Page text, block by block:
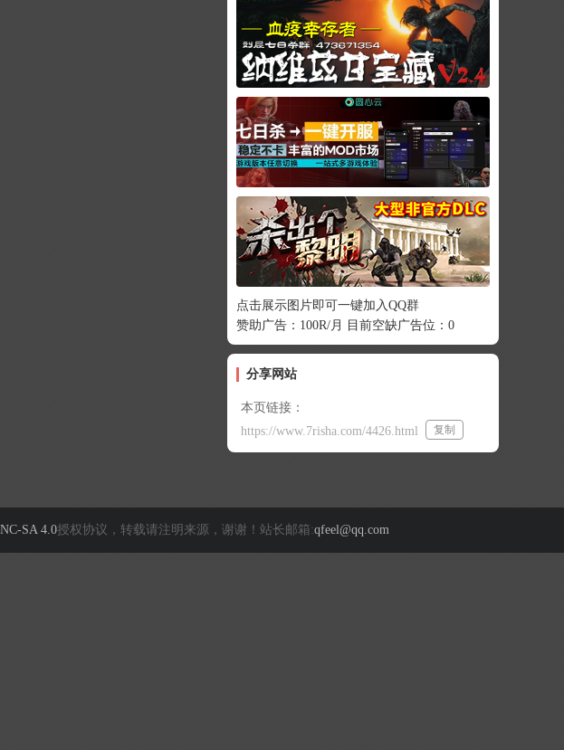
点击展示图片即可一键加入QQ群
赞助广告：100R/月 目前空缺广告位：0
分享网站
本页链接：
https://www.7risha.com/4426.html
复制
SA 4.0授权协议，转载请注明来源，谢谢！站长邮箱:qfeel@qq.com